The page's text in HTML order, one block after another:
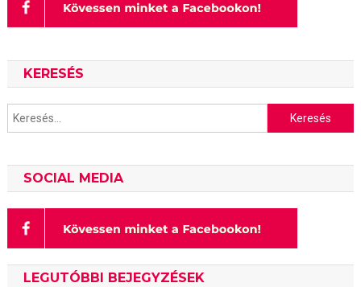
KERESÉS
Keresés:
SOCIAL MEDIA
LEGUTÓBBI BEJEGYZÉSEK